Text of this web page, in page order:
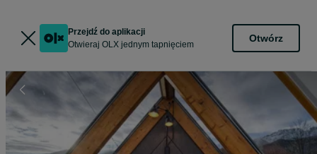
Przejdź do aplikacji
Otwieraj OLX jednym tapnięciem
Otwórz